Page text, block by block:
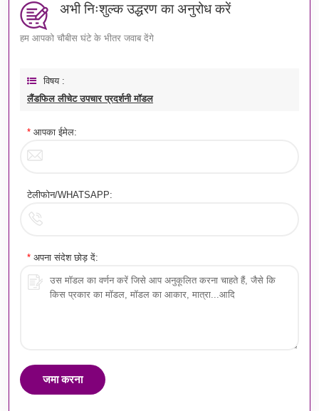
अभी निःशुल्क उद्धरण का अनुरोध करें
हम आपको चौबीस घंटे के भीतर जवाब देंगे
विषय :
लैंडफिल लीचेट उपचार प्रदर्शनी मॉडल
* आपका ईमेल:
टेलीफोन/WHATSAPP:
* अपना संदेश छोड़ दें:
जमा करना